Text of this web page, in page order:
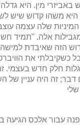
באביזרי מין. היא
היא משהו קדוש שיש
שלה עצמה
אלה. "תמיד
הזה שאיבדת
כשקיבלתי את
חלק חדש בעצמי.
זה היה עניין של
עבור אלכס הגיעה